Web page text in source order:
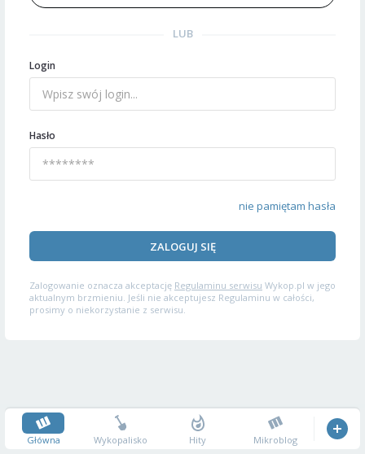
LUB
Login
Hasło
nie pamiętam hasła
ZALOGUJ SIĘ
Zalogowanie oznacza akceptację Regulaminu serwisu Wykop.pl w jego
aktualnym brzmieniu. Jeśli nie akceptujesz Regulaminu w całości,
prosimy o niekorzystanie z serwisu.
Główna Wykopalisko Hity Mikroblog